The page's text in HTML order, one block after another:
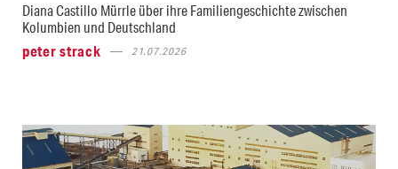
Diana Castillo Mürrle über ihre Familiengeschichte zwischen
Kolumbien und Deutschland
peter strack
21.07.2026